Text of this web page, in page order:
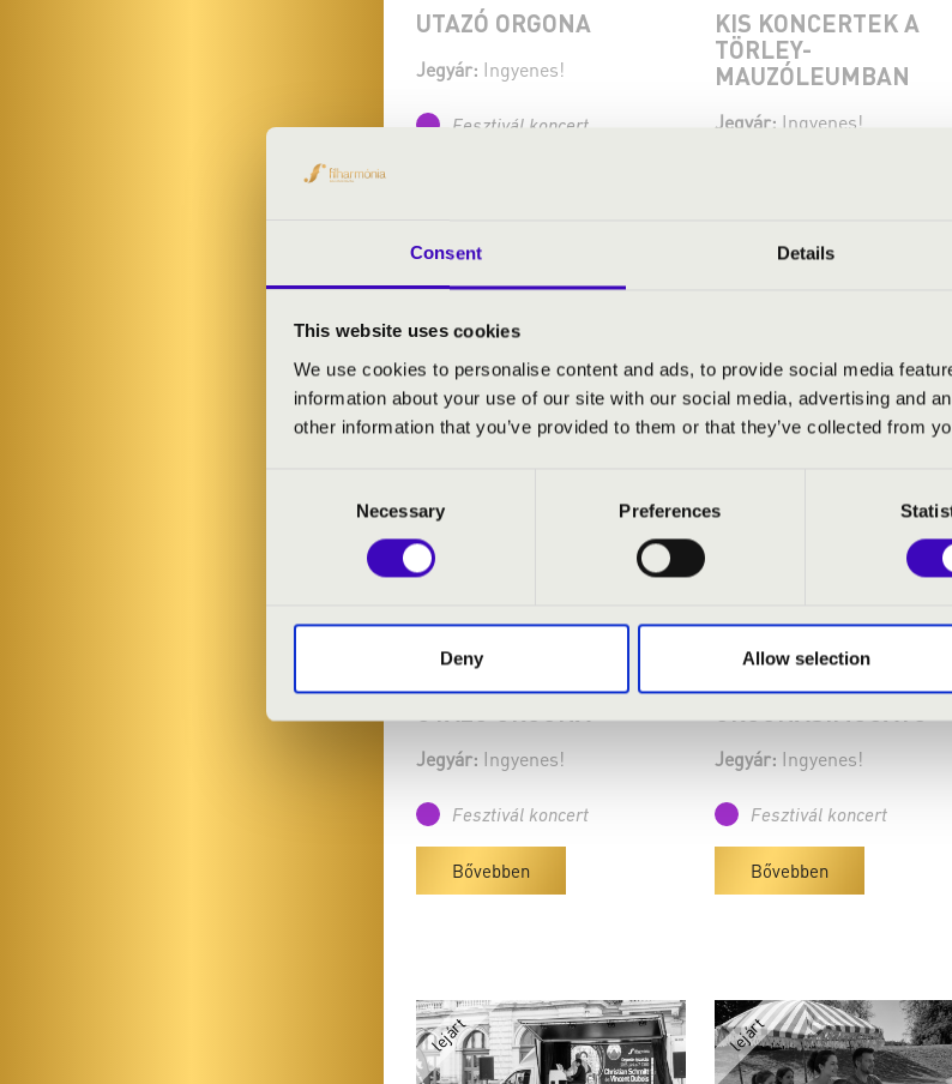
Consent Details
This website uses cookies
We use cookies to personalise content and ads, to provide social media
information about your use of our site with our social media, advertising and
other information that you’ve provided to them or that they’ve collected from
Necessary Preferences
Deny Allow selection
UTAZÓ ORGONA
Jegyár: Ingyenes!
Fesztivál koncert
KIS KONCERTEK A
TÖRLEY-
MAUZÓLEUMBAN
Jegyár: Ingyenes!
2026.05.23. - szombat 14:15
Budapest - Budapesti
Operettszínház előtti tér
Jegyár: Ingyenes!
Fesztivál koncert
Bővebben
2026.05.23. - szombat 15:00
Budapest - Budafok-
Szent Lipót Plébániatemplom
Jegyár: Ingyenes!
Fesztivál koncert
Bővebben